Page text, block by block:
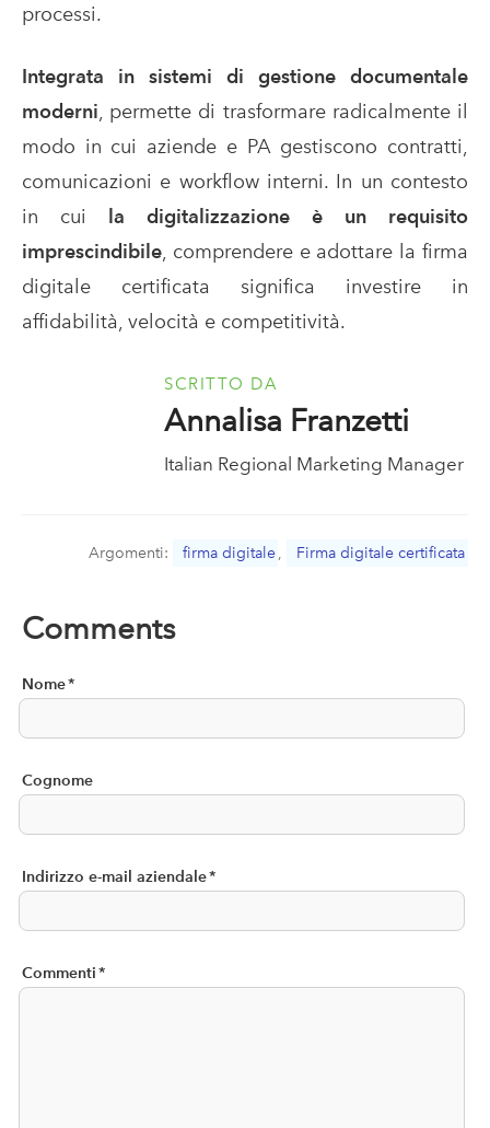
processi.
Integrata in sistemi di gestione documentale
moderni , permette di trasformare radicalmente il
modo in cui aziende e PA gestiscono contratti,
comunicazioni e workflow interni. In un contesto
in cui la digitalizzazione è un requisito
imprescindibile , comprendere e adottare la firma
digitale certificata significa investire in
affidabilità, velocità e competitività.
SCRITTO DA
Annalisa Franzetti
Italian Regional Marketing Manager
Argomenti: firma digitale, Firma digitale certificata
Comments
Nome*
Cognome
Indirizzo e-mail aziendale*
Commenti*